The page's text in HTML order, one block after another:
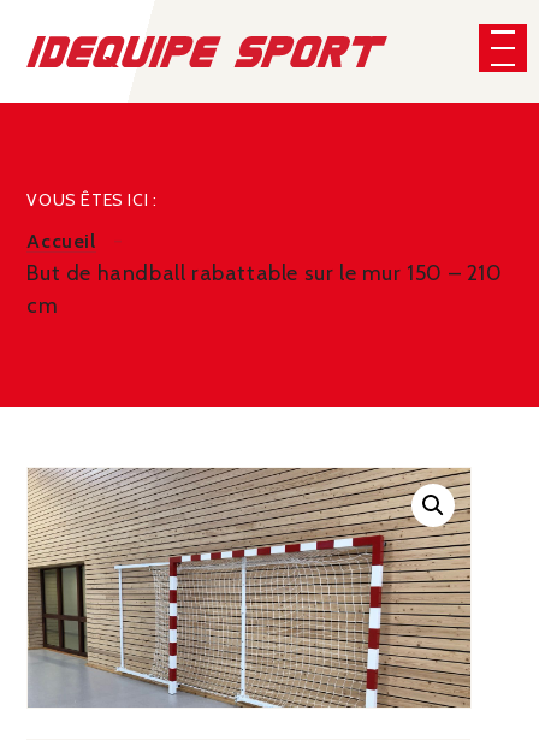
VOUS ÊTES ICI :
Accueil
But de handball rabattable sur le mur 150 – 210
cm